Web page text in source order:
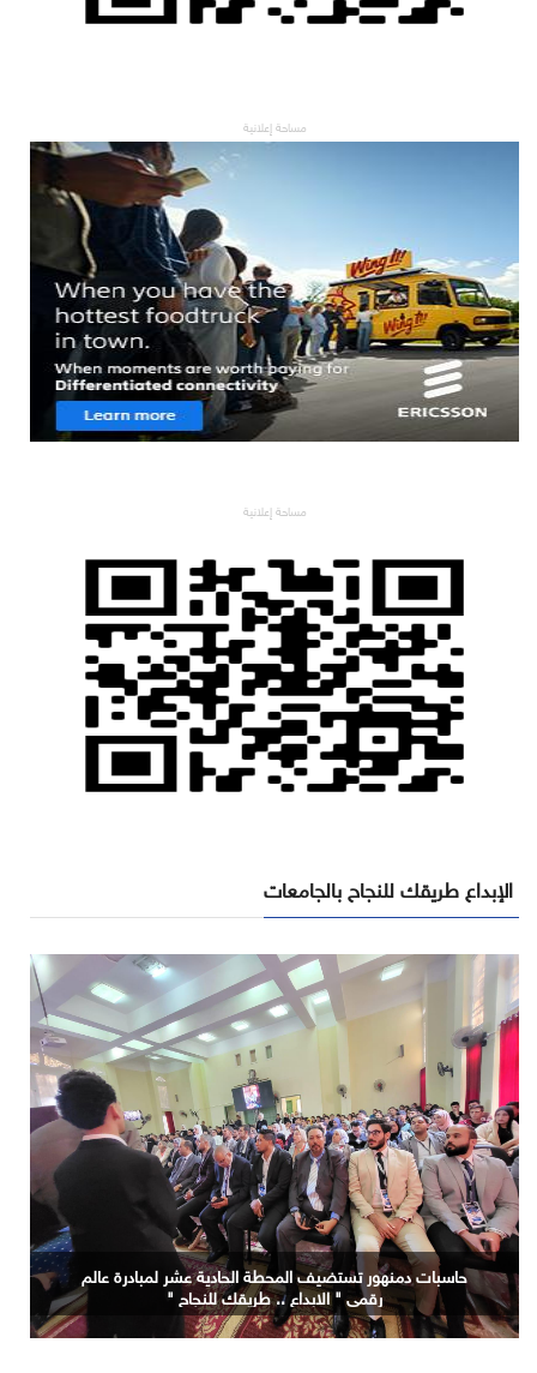
مساحة إعلانية
مساحة إعلانية
الإبداع طريقك للنجاح بالجامعات
حاسبات دمنهور تستضيف المحطة الحادية عشر لمبادرة عالم
رقمي " الابداع .. طريقك للنجاح "